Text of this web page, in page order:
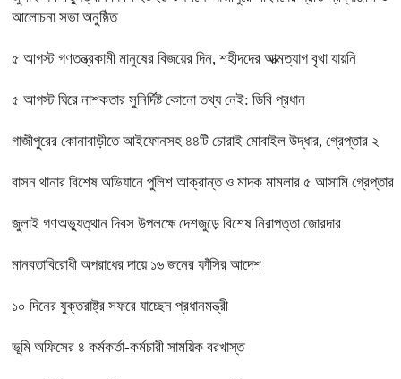
আলোচনা সভা অনুষ্ঠিত
৫ আগস্ট গণতন্ত্রকামী মানুষের বিজয়ের দিন, শহীদদের আত্মত্যাগ বৃথা যায়নি
৫ আগস্ট ঘিরে নাশকতার সুনির্দিষ্ট কোনো তথ্য নেই: ডিবি প্রধান
গাজীপুরের কোনাবাড়ীতে আইফোনসহ ৪৪টি চোরাই মোবাইল উদ্ধার, গ্রেপ্তার ২
বাসন থানার বিশেষ অভিযানে পুলিশ আক্রান্ত ও মাদক মামলার ৫ আসামি গ্রেপ্তার
জুলাই গণঅভ্যুত্থান দিবস উপলক্ষে দেশজুড়ে বিশেষ নিরাপত্তা জোরদার
মানবতাবিরোধী অপরাধের দায়ে ১৬ জনের ফাঁসির আদেশ
১০ দিনের যুক্তরাষ্ট্র সফরে যাচ্ছেন প্রধানমন্ত্রী
ভূমি অফিসের ৪ কর্মকর্তা-কর্মচারী সাময়িক বরখাস্ত